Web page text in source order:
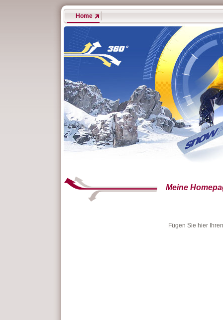
Home
Meine
Fügen Sie hier